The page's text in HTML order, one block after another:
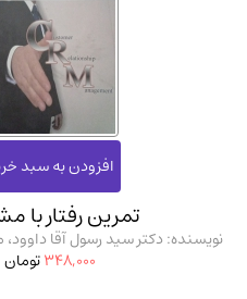
تمرین رفتار با
نویسنده: دکتر سید رسول آقا
348,000تومان